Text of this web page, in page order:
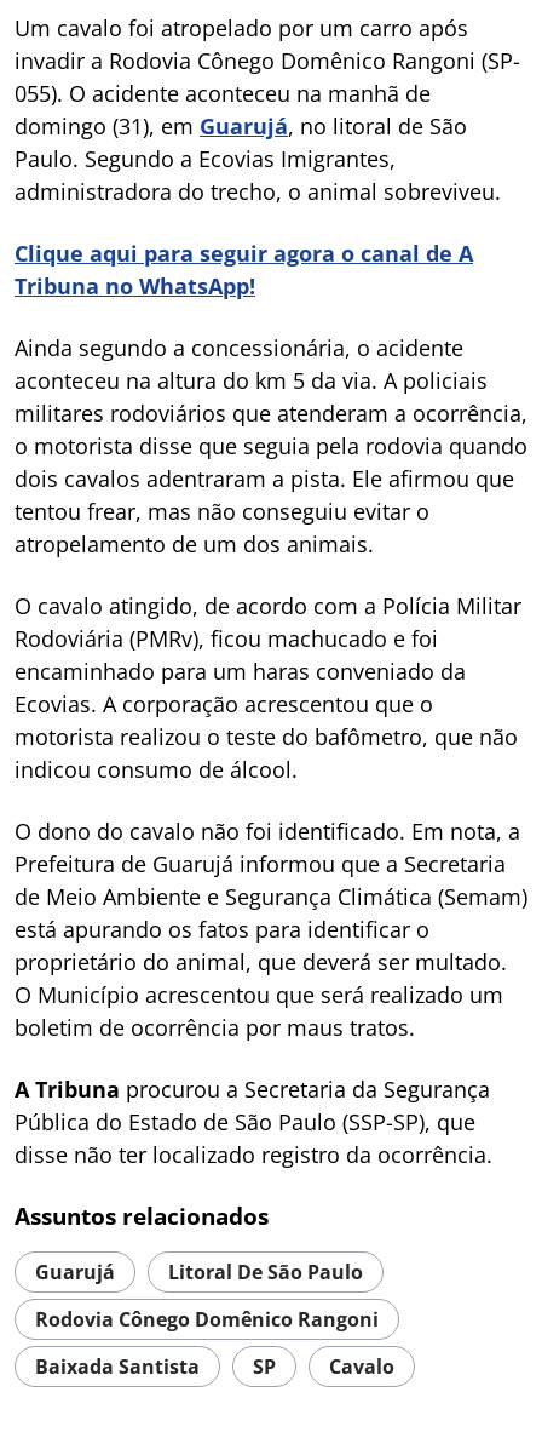
Um cavalo foi atropelado por um carro após
invadir a Rodovia Cônego Domênico Rangoni (SP-
055). O acidente aconteceu na manhã de
domingo (31), em Guarujá, no litoral de São
Paulo. Segundo a Ecovias Imigrantes,
administradora do trecho, o animal sobreviveu.
Clique aqui para seguir agora o canal de A
Tribuna no WhatsApp!
Ainda segundo a concessionária, o acidente
aconteceu na altura do km 5 da via. A policiais
militares rodoviários que atenderam a ocorrência,
o motorista disse que seguia pela rodovia quando
dois cavalos adentraram a pista. Ele afirmou que
tentou frear, mas não conseguiu evitar o
atropelamento de um dos animais.
O cavalo atingido, de acordo com a Polícia Militar
Rodoviária (PMRv), ficou machucado e foi
encaminhado para um haras conveniado da
Ecovias. A corporação acrescentou que o
motorista realizou o teste do bafômetro, que não
indicou consumo de álcool.
O dono do cavalo não foi identificado. Em nota, a
Prefeitura de Guarujá informou que a Secretaria
de Meio Ambiente e Segurança Climática (Semam)
está apurando os fatos para identificar o
proprietário do animal, que deverá ser multado.
O Município acrescentou que será realizado um
boletim de ocorrência por maus tratos.
A Tribuna procurou a Secretaria da Segurança
Pública do Estado de São Paulo (SSP-SP), que
disse não ter localizado registro da ocorrência.
Assuntos relacionados
Guarujá
Litoral De São Paulo
Rodovia Cônego Domênico Rangoni
Baixada Santista
SP Cavalo